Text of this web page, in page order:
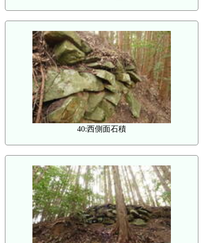
40:西側面石積